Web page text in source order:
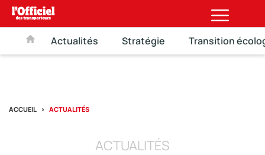
Actualités Stratégie Transition
ACCUEIL ACTUALITÉS
ACTUALITÉS